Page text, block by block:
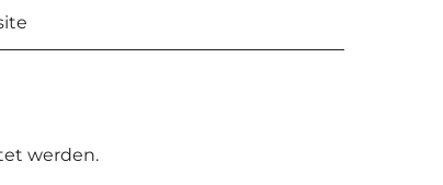
werden.